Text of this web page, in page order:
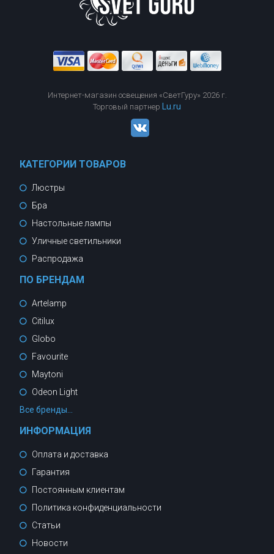
Интернет-магазин освещения «СветГуру» 2026 г.
Торговый партнер Lu.ru
КАТЕГОРИИ ТОВАРОВ
Люстры
Бра
Настольные лампы
Уличные светильники
Распродажа
ПО БРЕНДАМ
Artelamp
Citilux
Globo
Favourite
Maytoni
Odeon Light
Все бренды...
ИНФОРМАЦИЯ
Оплата и доставка
Гарантия
Постоянным клиентам
Политика конфиденциальности
Статьи
Новости